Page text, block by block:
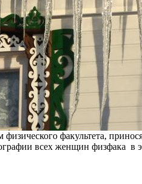
факультета,
всех женщин физфака в